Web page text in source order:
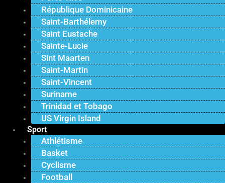
République Dominicaine
Saint-Barthélemy
Saint Eustache
Sainte-Lucie
Sint Maarten
Saint-Martin
Saint-Vincent
Suriname
Trinidad et Tobago
US Virgin Island
Sport
Athlétisme
Basket
Cyclisme
Football